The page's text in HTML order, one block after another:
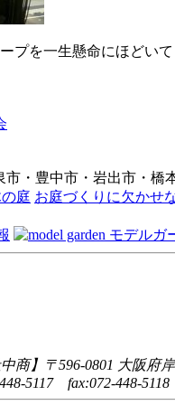
プを一生懸命にほどい
市・豊中市・岩出市・
庭 お庭づくりに欠かせ
商】〒596-0801 大阪府
5117 fax:072-448-5118